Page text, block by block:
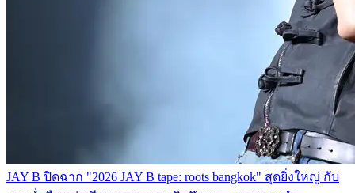
JAY B ปิดฉาก "2026 JAY B tape: roots bangkok" สุดยิ่งใหญ่ กับ